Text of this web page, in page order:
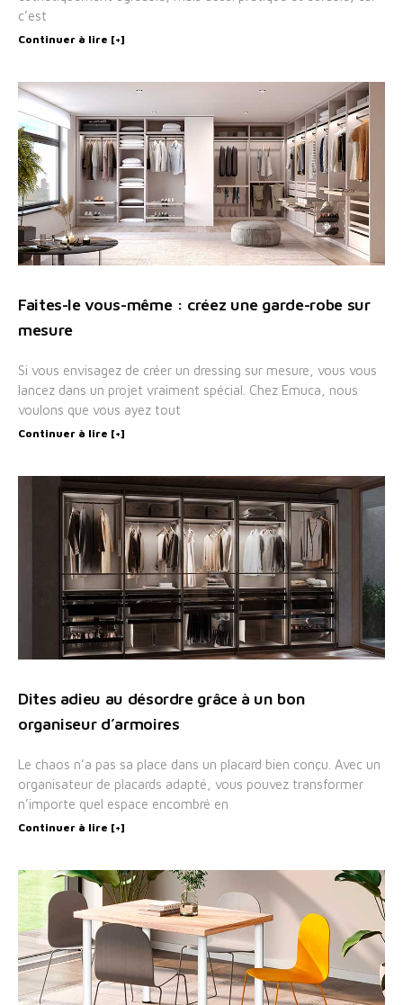
c’est
Continuer à lire [+]
Faites-le vous-même : créez une garde-robe sur
mesure
Si vous envisagez de créer un dressing sur mesure, vous vous
lancez dans un projet vraiment spécial. Chez Emuca, nous
voulons que vous ayez tout
Continuer à lire [+]
Dites adieu au désordre grâce à un bon
organiseur d’armoires
Le chaos n’a pas sa place dans un placard bien conçu. Avec un
organisateur de placards adapté, vous pouvez transformer
n’importe quel espace encombré en
Continuer à lire [+]